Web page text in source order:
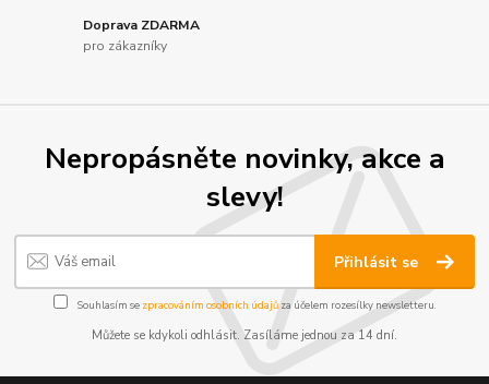
Doprava ZDARMA
pro zákazníky
Nepropásněte novinky, akce a
slevy!
Přihlásit se
Souhlasím se zpracováním osobních údajůza účelem rozesílky newsletteru.
Můžete se kdykoli odhlásit. Zasíláme jednou za 14 dní.